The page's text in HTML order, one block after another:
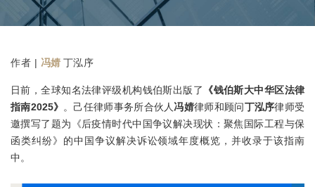
作者 | 冯婧 丁泓序
日前，全球知名法律评级机构钱伯斯出版了
《钱伯斯大中华区法律
指南2025》 。己任律师事务所合伙人 冯婧律师和顾问丁泓序律师受
邀撰写了题为《后疫情时代中国争议解决现状：聚焦国际工程与保
函类纠纷》的中国争议解决诉讼领域年度概览，并收录于该指南
中。